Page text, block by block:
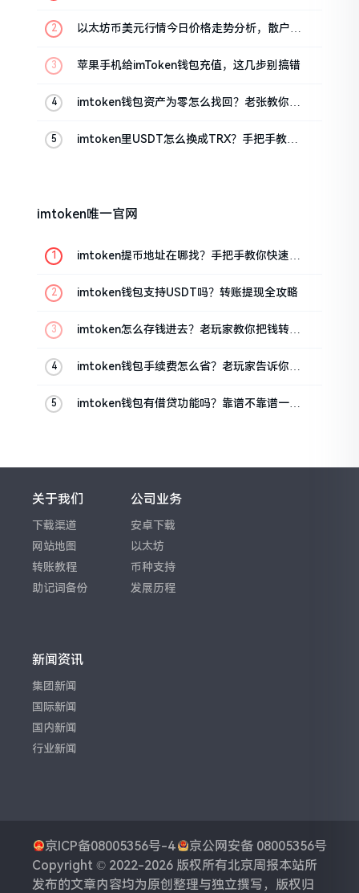
以太坊币美元行情今日价格走势分析，散户如
苹果手机给imToken钱包充值，这几步别搞错
imtoken钱包资产为零怎么找回？老张教你几
imtoken里USDT怎么换成TRX？手把手教你
imtoken唯一官网
imtoken提币地址在哪找？手把手教你快速查
imtoken钱包支持USDT吗？转账提现全攻略
imtoken怎么存钱进去？老玩家教你把钱转进
imtoken钱包手续费怎么省？老玩家告诉你几
imtoken钱包有借贷功能吗？靠谱不靠谱一文
关于我们
下载渠道
网站地图
转账教程
助记词备份
公司业务
安卓下载
以太坊
币种支持
发展历程
新闻资讯
集团新闻
国际新闻
国内新闻
行业新闻
京ICP备08005356号-4
京公网安备 08005356号
Copyright © 2022-2026 版权所有北京周报本站所
发布的文章内容均为原创整理与独立撰写，版权归